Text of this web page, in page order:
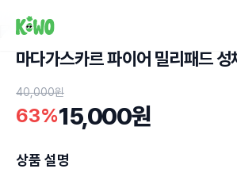
마다가스카르 파이어 밀리패드 성
40,000원
63%15,000원
상품 설명